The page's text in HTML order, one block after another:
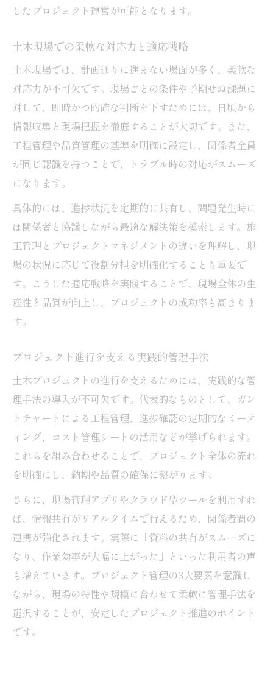
したプロジェクト運営が可能となります。
土木現場での柔軟な対応力と適応戦略
土木現場では、計画通りに進まない場面が多く、柔軟な
対応力が不可欠です。現場ごとの条件や予期せぬ課題に
対して、即時かつ的確な判断を下すためには、日頃から
情報収集と現場把握を徹底することが大切です。また、
工程管理や品質管理の基準を明確に設定し、関係者全員
が同じ認識を持つことで、トラブル時の対応がスムーズ
になります。
具体的には、進捗状況を定期的に共有し、問題発生時に
は関係者と協議しながら最適な解決策を模索します。施
工管理とプロジェクトマネジメントの違いを理解し、現
場の状況に応じて役割分担を明確化することも重要で
す。こうした適応戦略を実践することで、現場全体の生
産性と品質が向上し、プロジェクトの成功率も高まりま
す。
プロジェクト進行を支える実践的管理手法
土木プロジェクトの進行を支えるためには、実践的な管
理手法の導入が不可欠です。代表的なものとして、ガン
トチャートによる工程管理、進捗確認の定期的なミーテ
ィング、コスト管理シートの活用などが挙げられます。
これらを組み合わせることで、プロジェクト全体の流れ
を明確にし、納期や品質の確保に繋がります。
さらに、現場管理アプリやクラウド型ツールを利用すれ
ば、情報共有がリアルタイムで行えるため、関係者間の
連携が強化されます。実際に「資料の共有がスムーズに
なり、作業効率が大幅に上がった」といった利用者の声
も増えています。プロジェクト管理の3大要素を意識し
ながら、現場の特性や規模に合わせて柔軟に管理手法を
選択することが、安定したプロジェクト推進のポイント
です。